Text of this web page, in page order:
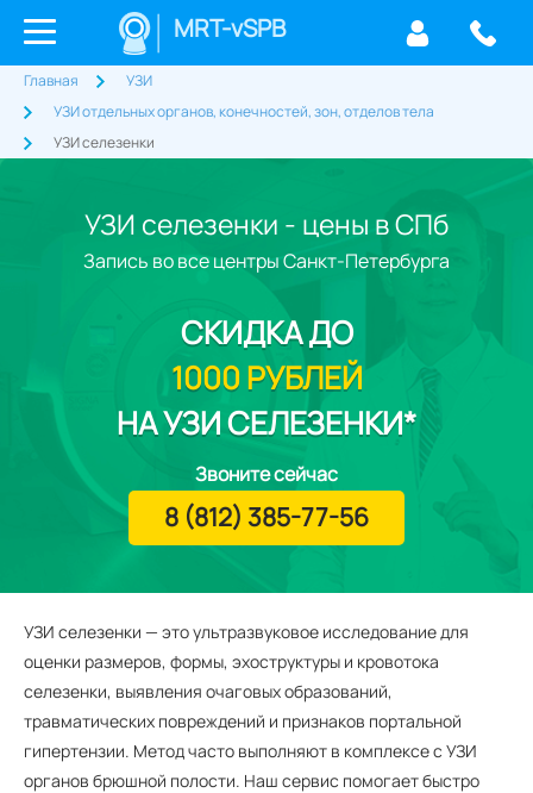
MRT-vSPB
Главная
УЗИ
УЗИ отдельных органов, конечностей, зон, отделов тела
УЗИ селезенки
УЗИ селезенки - цены в СПб
УЗИ селезенки — это ультразвуковое исследование для
оценки размеров, формы, эхоструктуры и кровотока
селезенки, выявления очаговых образований,
травматических повреждений и признаков портальной
гипертензии. Метод часто выполняют в комплексе с УЗИ
органов брюшной полости. Наш сервис помогает быстро
Запись во все центры Санкт-Петербурга
СКИДКАДО
1000 РУБЛЕЙ
НА УЗИ СЕЛЕЗЕНКИ*
Звоните сейчас
8 (812) 385-77-56